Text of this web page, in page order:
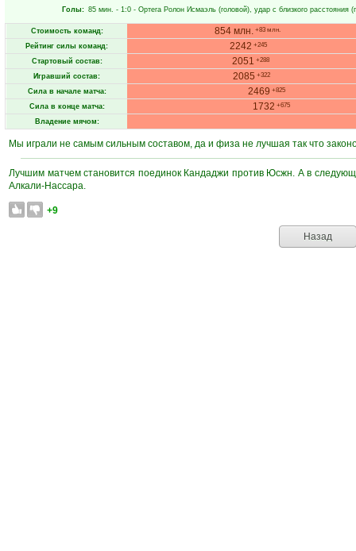
Голы: 85 мин. - 1:0 - Ортега Ролон Исмаэль (головой), удар с близкого расстояния
Стоимость команд: 854 млн. +83 млн.
Рейтинг силы команд: 2242 +245
Стартовый состав: 2051 +288
Игравший состав: 2085 +322
Сила в начале матча: 2469 +825
Сила в конце матча: 1732 +675
Владение мячом:
Мы играли не самым сильным составом, да и физа не лучшая так что
Лучшим матчем становится поединок Кандаджи против Юсжн. А в
Алкали-Нассара.
+9
Назад